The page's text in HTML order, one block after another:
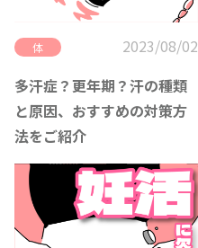
体
2023/08/02
多汗症？更年期？汗の種類
と原因、おすすめの対策方
法をご紹介